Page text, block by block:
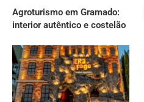
Agroturismo em Gramado:
interior autêntico e costelão